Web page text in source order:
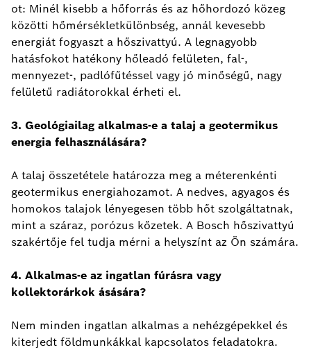
ot: Minél kisebb a hőforrás és az hőhordozó közeg
közötti hőmérsékletkülönbség, annál kevesebb
energiát fogyaszt a hőszivattyú. A legnagyobb
hatásfokot hatékony hőleadó felületen, fal-,
mennyezet-, padlófűtéssel vagy jó minőségű, nagy
felületű radiátorokkal érheti el.
3. Geológiailag alkalmas-e a talaj a geotermikus
energia felhasználására?
A talaj összetétele határozza meg a méterenkénti
geotermikus energiahozamot. A nedves, agyagos és
homokos talajok lényegesen több hőt szolgáltatnak,
mint a száraz, porózus kőzetek. A Bosch hőszivattyú
szakértője fel tudja mérni a helyszínt az Ön számára.
4. Alkalmas-e az ingatlan fúrásra vagy
kollektorárkok ásására?
Nem minden ingatlan alkalmas a nehézgépekkel és
kiterjedt földmunkákkal kapcsolatos feladatokra.